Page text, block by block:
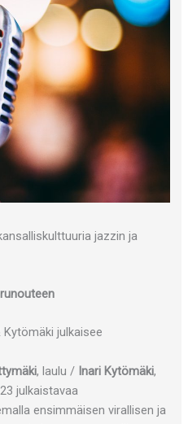
julkaisee
, laulu / Inari Kytömäki,
julkaistavaa
ensimmäisen virallisen ja